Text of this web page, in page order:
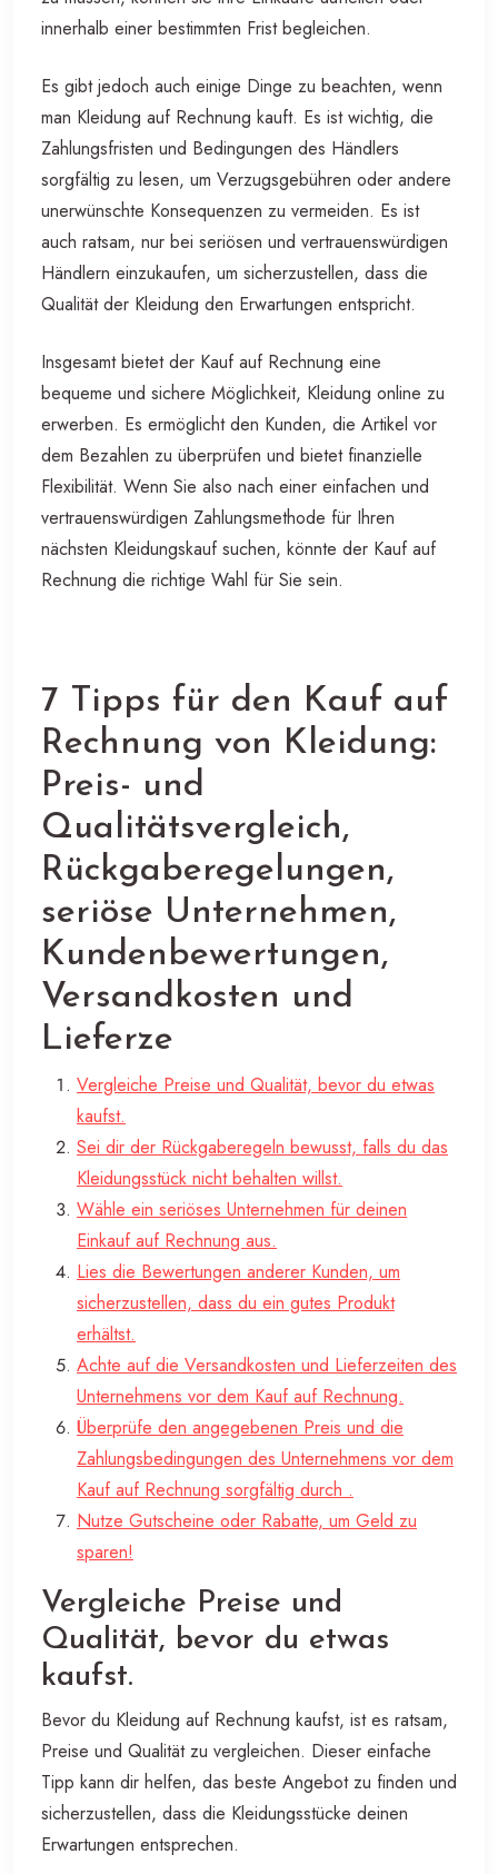
innerhalb einer bestimmten Frist begleichen.
Es gibt jedoch auch einige Dinge zu beachten, wenn
man Kleidung auf Rechnung kauft. Es ist wichtig, die
Zahlungsfristen und Bedingungen des Händlers
sorgfältig zu lesen, um Verzugsgebühren oder andere
unerwünschte Konsequenzen zu vermeiden. Es ist
auch ratsam, nur bei seriösen und vertrauenswürdigen
Händlern einzukaufen, um sicherzustellen, dass die
Qualität der Kleidung den Erwartungen entspricht.
Insgesamt bietet der Kauf auf Rechnung eine
bequeme und sichere Möglichkeit, Kleidung online zu
erwerben. Es ermöglicht den Kunden, die Artikel vor
dem Bezahlen zu überprüfen und bietet finanzielle
Flexibilität. Wenn Sie also nach einer einfachen und
vertrauenswürdigen Zahlungsmethode für Ihren
nächsten Kleidungskauf suchen, könnte der Kauf auf
Rechnung die richtige Wahl für Sie sein.
7 Tipps für den Kauf auf
Rechnung von Kleidung:
Preis- und
Qualitätsvergleich,
Rückgaberegelungen,
seriöse Unternehmen,
Kundenbewertungen,
Versandkosten und
Lieferze
Vergleiche Preise und Qualität, bevor du etwas
kaufst.
Sei dir der Rückgaberegeln bewusst, falls du das
Kleidungsstück nicht behalten willst.
Wähle ein seriöses Unternehmen für deinen
Einkauf auf Rechnung aus.
Lies die Bewertungen anderer Kunden, um
sicherzustellen, dass du ein gutes Produkt
erhältst.
Achte auf die Versandkosten und Lieferzeiten des
Unternehmens vor dem Kauf auf Rechnung.
Überprüfe den angegebenen Preis und die
Zahlungsbedingungen des Unternehmens vor dem
Kauf auf Rechnung sorgfältig durch .
Nutze Gutscheine oder Rabatte, um Geld zu
sparen!
Vergleiche Preise und
Qualität, bevor du etwas
kaufst.
Bevor du Kleidung auf Rechnung kaufst, ist es ratsam,
Preise und Qualität zu vergleichen. Dieser einfache
Tipp kann dir helfen, das beste Angebot zu finden und
sicherzustellen, dass die Kleidungsstücke deinen
Erwartungen entsprechen.